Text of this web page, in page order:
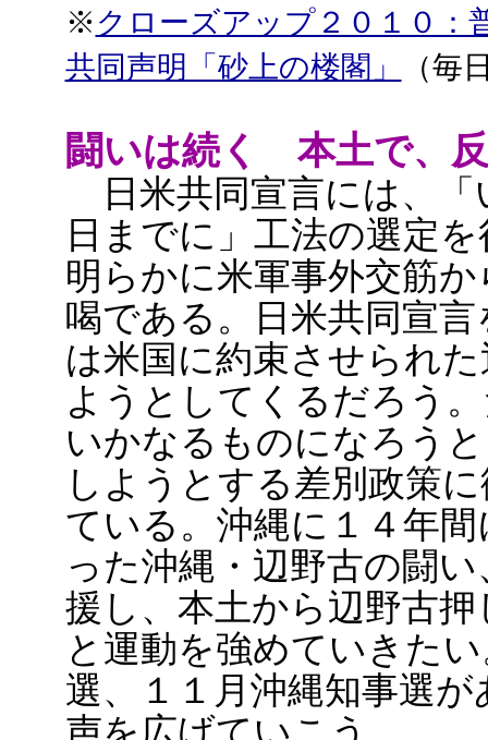
※ クローズアップ２０１０
共同声明「砂上の楼閣」
（毎
闘いは続く 本土で、
日米共同宣言には、「
日までに」工法の選定
明らかに米軍事外交筋
喝である。日米共同宣
は米国に約束させられ
ようとしてくるだろう
いかなるものになろう
しようとする差別政策
ている。沖縄に１４年
った沖縄・辺野古の闘
援し、本土から辺野古
と運動を強めていきた
選、１１月沖縄知事選
声を広げていこう。